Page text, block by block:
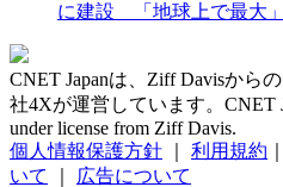
に建設 「地球上で最大
CNET Japanは、Ziff Davisから
社4Xが運営しています。CNET
under license from Ziff Davis.
個人情報保護方針
利用規約
いて
広告について